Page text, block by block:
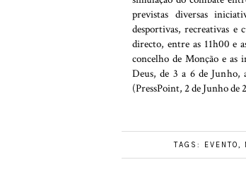
previstas diversas
desportivas, recreativas e
directo, entre as 11h00 e
concelho de Monção e as
Deus, de 3 a 6 de Junho,
(PressPoint, 2 de Junho de
TAGS: EVENTO,